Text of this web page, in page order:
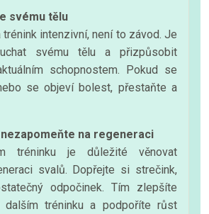
svému tělu
trénink intenzivní, není to závod. Je
svému tělu a přizpůsobit
schopnostem. Pokud se
se objeví bolest, přestaňte a
na regeneraci
tréninku je důležité věnovat
svalů. Dopřejte si strečink,
odpočinek. Tím zlepšíte
tréninku a podpoříte růst